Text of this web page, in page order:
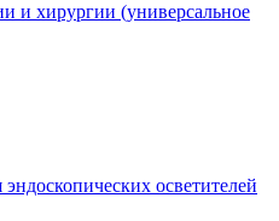
и хирургии (универсальное
осветителей